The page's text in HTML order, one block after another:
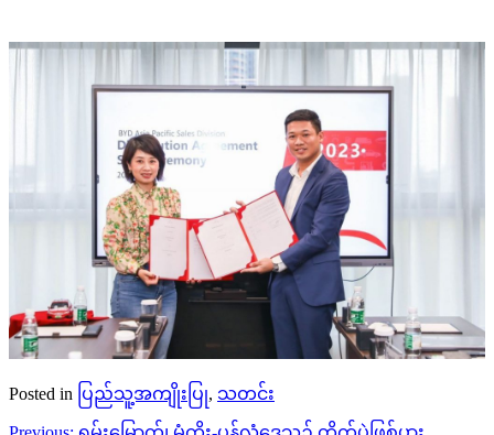
Posted in ပြည်သူ့အကျိုးပြု, သတင်း
Post